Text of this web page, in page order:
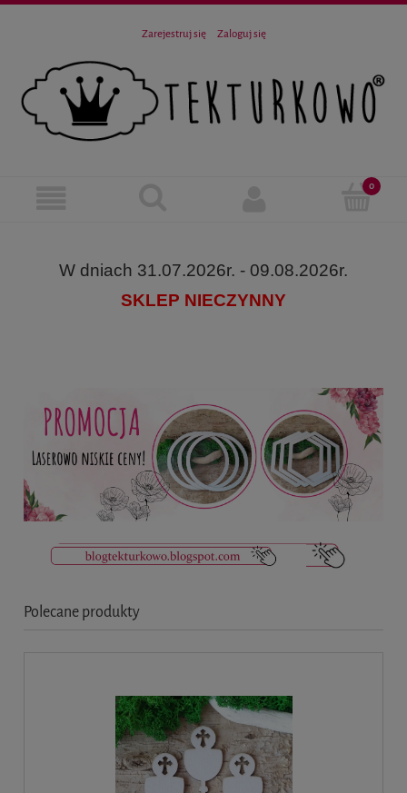
Zarejestruj się Zaloguj się
W dniach 31.07.2026r. - 09.08.2026r.
SKLEP NIECZYNNY
Polecane produkty